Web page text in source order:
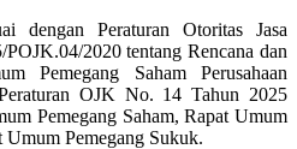
dengan Peraturan Otoritas Jasa
2020 tentang Rencana dan
Pemegang Saham Perusahaan
OJK No. 14 Tahun 2025
Pemegang Saham, Rapat Umum
Umum Pemegang Sukuk.